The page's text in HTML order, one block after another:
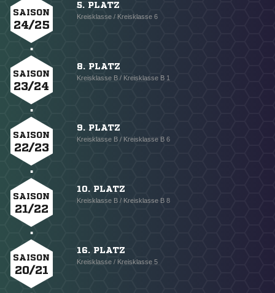
SAISON
24/25
5. PLATZ
Kreisklasse / Kreisklasse 6
SAISON
23/24
8. PLATZ
Kreisklasse B / Kreisklasse B 1
SAISON
22/23
9. PLATZ
Kreisklasse B / Kreisklasse B 6
SAISON
21/22
10. PLATZ
Kreisklasse B / Kreisklasse B 8
SAISON
20/21
16. PLATZ
Kreisklasse / Kreisklasse 5